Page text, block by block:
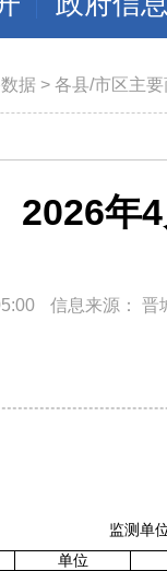
据 > 各县/市区主
2026年
信息来源： 晋
监测单
单位